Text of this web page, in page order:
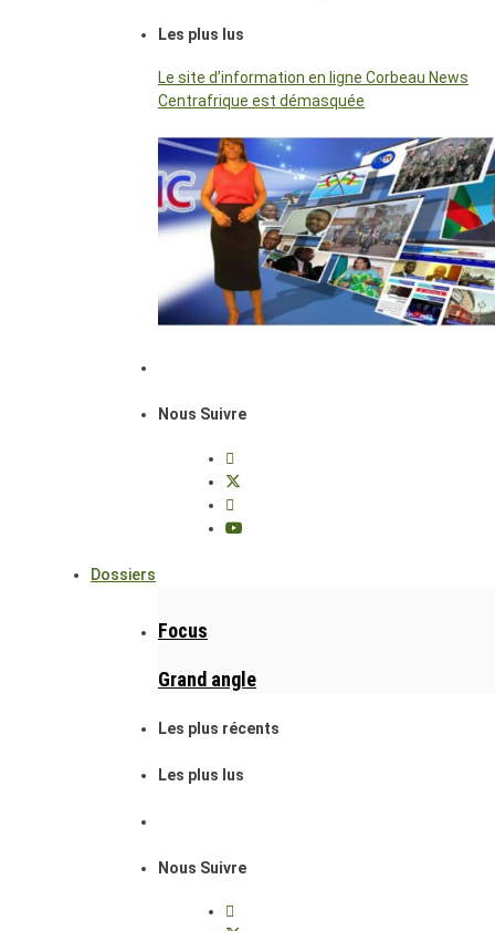
Les plus lus
Le site d’information en ligne Corbeau News
Centrafrique est démasquée
Nous Suivre
Dossiers
Focus
Grand angle
Les plus récents
Les plus lus
Nous Suivre